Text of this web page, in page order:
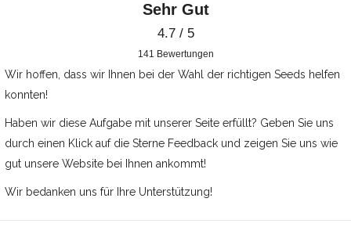
Sehr Gut
4.7 / 5
141 Bewertungen
Wir hoffen, dass wir Ihnen bei der Wahl der richtigen Seeds helfen
konnten!
Haben wir diese Aufgabe mit unserer Seite erfüllt? Geben Sie uns
durch einen Klick auf die Sterne Feedback und zeigen Sie uns wie
gut unsere Website bei Ihnen ankommt!
Wir bedanken uns für Ihre Unterstützung!